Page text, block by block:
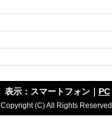
表示：スマートフォン｜ PC
Copyright (C) All Rights Reserved.